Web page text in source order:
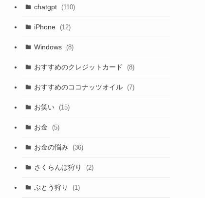
chatgpt (110)
iPhone (12)
Windows (8)
おすすめのクレジットカード (8)
おすすめのココナッツオイル (7)
お笑い (15)
お金 (5)
お金の悩み (36)
さくらんぼ狩り (2)
ぶとう狩り (1)